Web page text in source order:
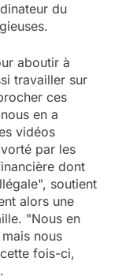
du
aboutir à
travailler sur
ces
en a
vidéos
par les
dont
soutient
alors une
"Nous en
nous
fois-ci,